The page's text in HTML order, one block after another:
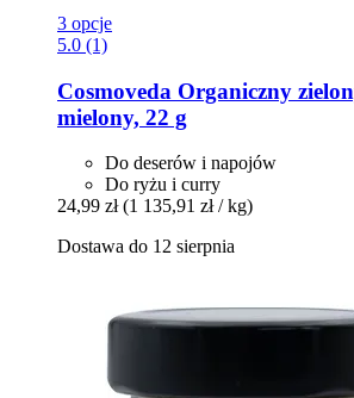
3 opcje
5.0 (1)
Cosmoveda Organiczny
mielony, 22 g
Do deserów i napojów
Do ryżu i curry
24,99 zł (1 135,91 zł / kg)
Dostawa do 12 sierpnia